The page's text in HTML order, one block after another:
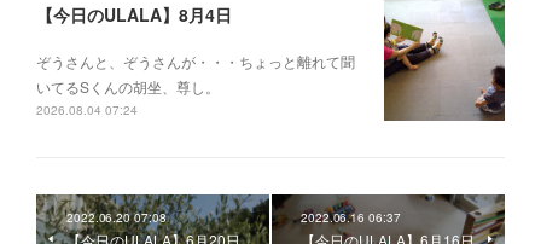
【今日のULALA】8月4日
ぞうさんと、ぞうさんが・・・ちょっと離れて聞
いてるSくんの胡坐、尊し。
2026.08.04 07:24
2022.06.20 07:08
【今日のULALA】6月20日
2022.06.16 06:37
【今日のULALA】6月16日